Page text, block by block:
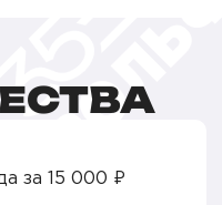
за 15 000 ₽